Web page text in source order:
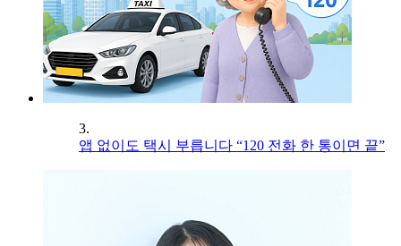
3.
앱 없이도 택시 부릅니다 “120 전화 한 통이면 끝”